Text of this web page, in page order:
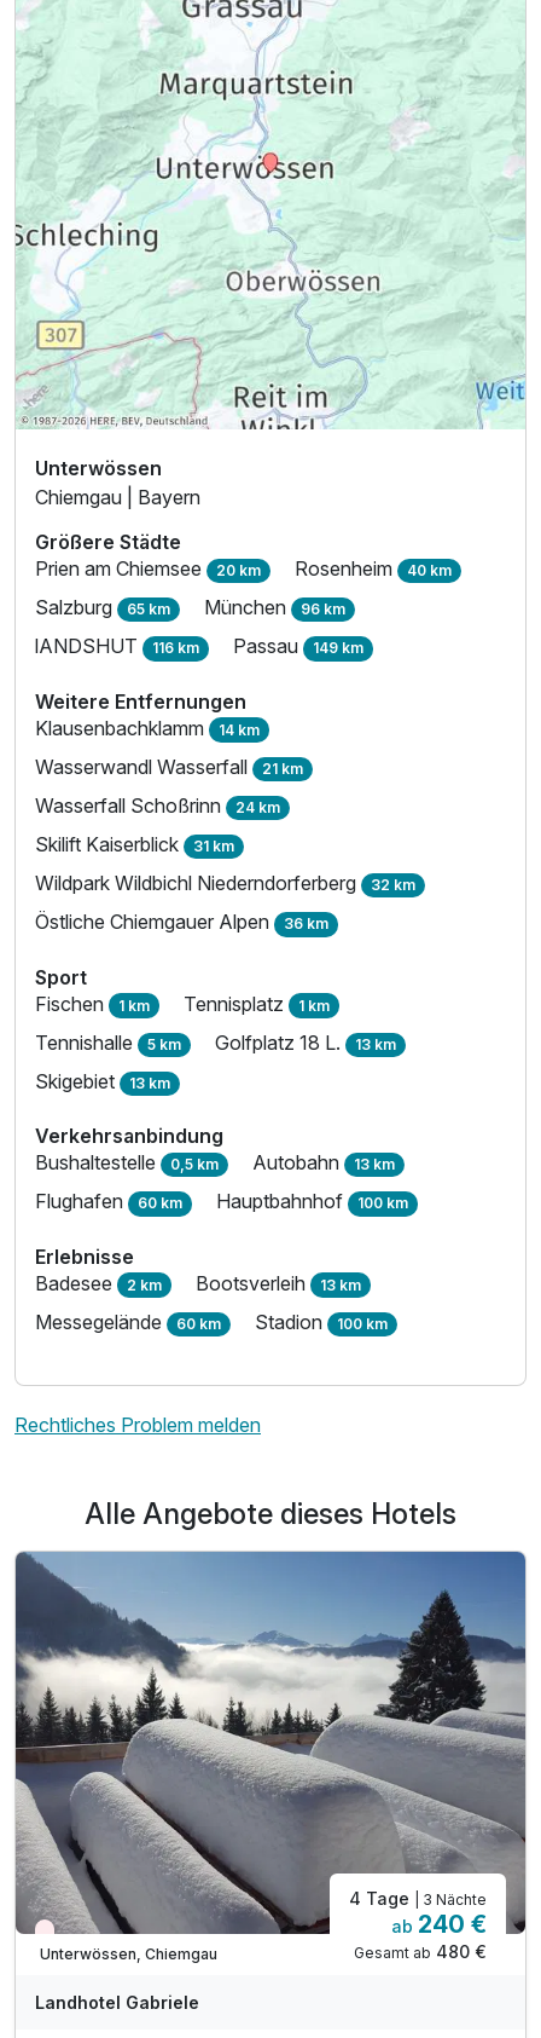
Doppelzimmer mit Balkon / Terrasse
1 Erwachsenen
Ausstattung
Für 8 Tage p.P. ab1.300,00 €
Unterwössen
Chiemgau | Bayern
Größere Städte
Prien am Chiemsee 20 km Rosenheim 40 km
Salzburg 65 km München 96 km
lANDSHUT 116 km Passau 149 km
Weitere Entfernungen
Klausenbachklamm 14 km
Wasserwandl Wasserfall 21 km
Wasserfall Schoßrinn 24 km
Skilift Kaiserblick 31 km
Wildpark Wildbichl Niederndorferberg 32 km
Östliche Chiemgauer Alpen 36 km
Sport
Fischen 1 km Tennisplatz 1 km
Tennishalle 5 km Golfplatz 18 L. 13 km
Skigebiet 13 km
Verkehrsanbindung
Bushaltestelle 0,5 km Autobahn 13 km
Flughafen 60 km Hauptbahnhof 100 km
Erlebnisse
Badesee 2 km Bootsverleih 13 km
Messegelände 60 km Stadion 100 km
Rechtliches Problem melden
Alle Angebote dieses Hotels
Wieder frei ab Oktober
Unterwössen, Chiemgau
4 Tage | 3 Nächte
ab 240 €
Gesamt ab 480 €
Landhotel Gabriele